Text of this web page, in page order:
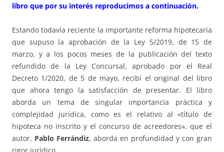
libro que por su interés reproducimos a continuación.
Estando todavía reciente la importante reforma hipotecaria
que supuso la aprobación de la Ley 5/2019, de 15 de
marzo, y a los pocos meses de la publicación del texto
refundido de la Ley Concursal, aprobado por el Real
Decreto 1/2020, de 5 de mayo, recibí el original del libro
que ahora tengo la satisfacción de presentar. El libro
aborda un tema de singular importancia práctica y
complejidad jurídica, como es el relativo al «título de
hipoteca no inscrito y el concurso de acreedores», que el
autor, Pablo Ferrándiz, aborda en profundidad y con gran
rigor jurídico.